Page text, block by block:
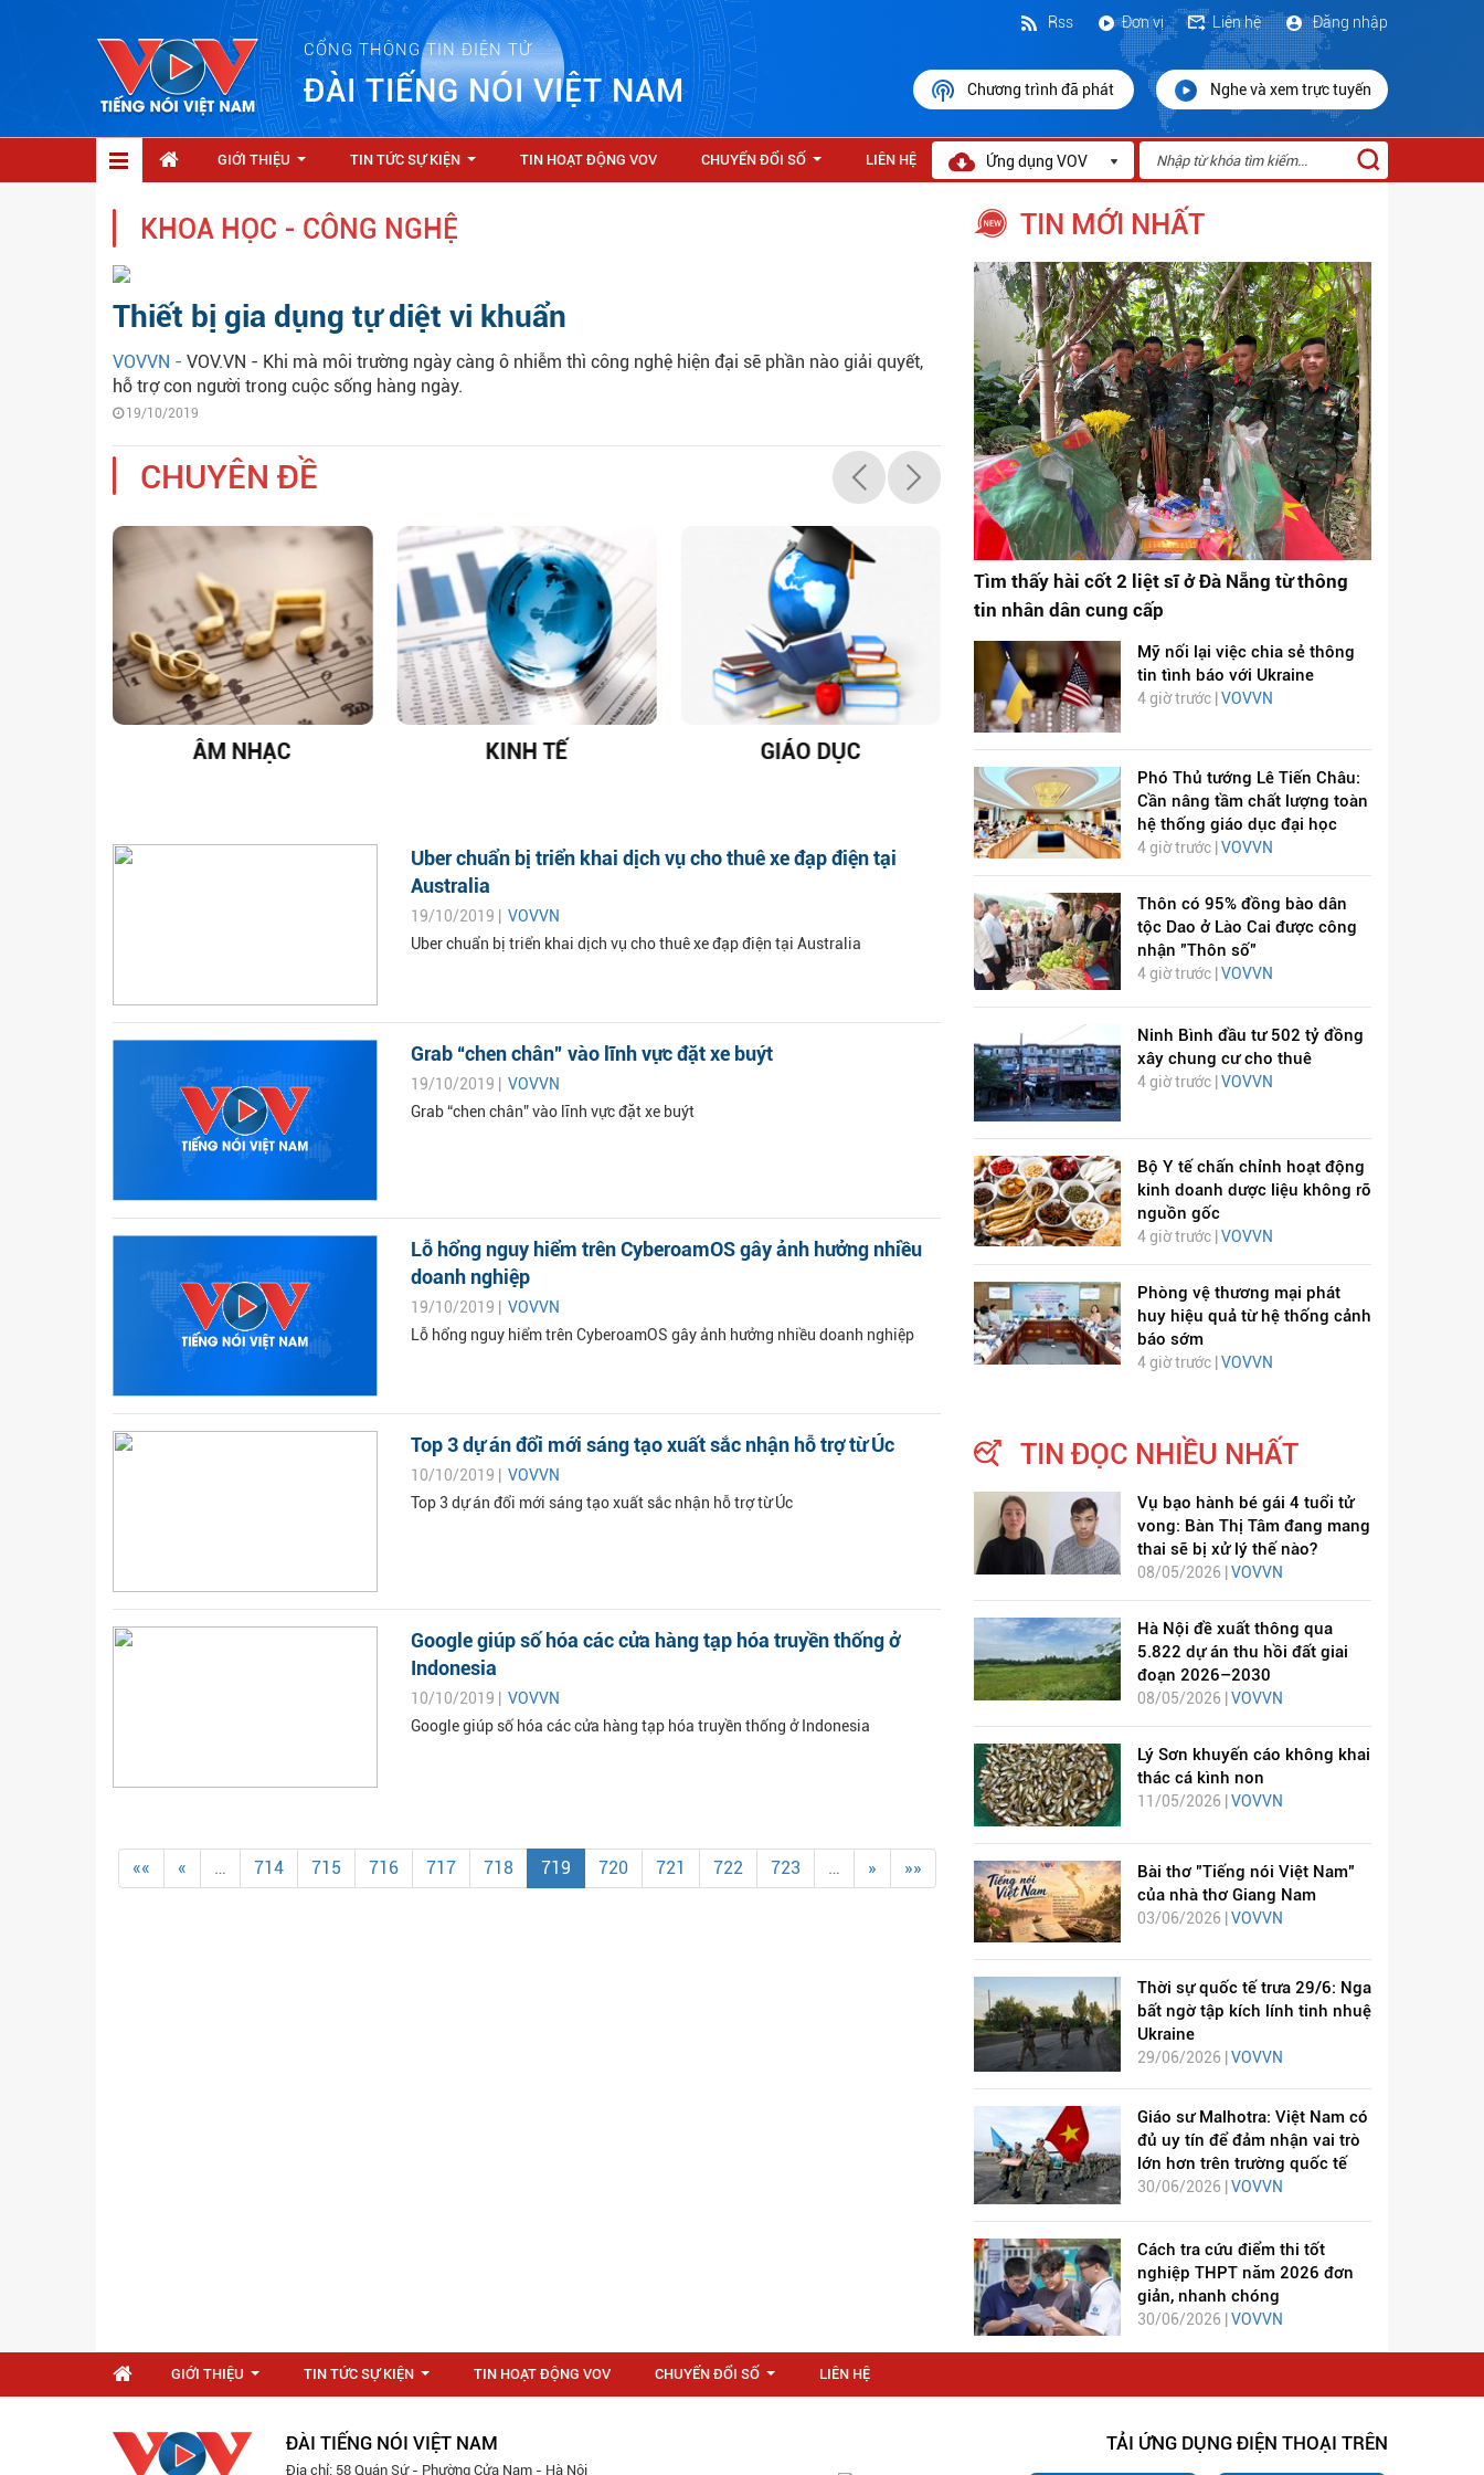
CỔNG THÔNG TIN ĐIỆN TỬ
ĐÀI TIẾNG NÓI VIỆT NAM
Đăng nhập
Liên hệ
Đơn vị
Rss
Chương trình đã phát Nghe và xem trực tuyến
GIỚI THIỆU TIN TỨC SỰ KIỆN TIN HOẠT ĐỘNG VOV CHUYỂN ĐỔI SỐ LIÊN HỆ Ứng dụng VOV
KHOA HỌC - CÔNG NGHỆ
Thiết bị gia dụng tự diệt vi khuẩn
VOVVN - VOV.VN - Khi mà môi trường ngày càng ô nhiễm thì công nghệ hiện đại sẽ phần nào giải quyết,
hỗ trợ con người trong cuộc sống hàng ngày.
19/10/2019
CHUYÊN ĐỀ
ÂM NHẠC KINH TẾ GIÁO DỤC
DỊCH VIÊM PHỔI COVID-
19
HÁT LÊN VIỆT NAM
Uber chuẩn bị triển khai dịch vụ cho thuê xe đạp điện tại
Australia
19/10/2019 | VOVVN
Uber chuẩn bị triển khai dịch vụ cho thuê xe đạp điện tại Australia
Grab “chen chân” vào lĩnh vực đặt xe buýt
19/10/2019 | VOVVN
Grab “chen chân” vào lĩnh vực đặt xe buýt
Lỗ hổng nguy hiểm trên CyberoamOS gây ảnh hưởng nhiều
doanh nghiệp
19/10/2019 | VOVVN
Lỗ hổng nguy hiểm trên CyberoamOS gây ảnh hưởng nhiều doanh nghiệp
Top 3 dự án đổi mới sáng tạo xuất sắc nhận hỗ trợ từ Úc
10/10/2019 | VOVVN
Top 3 dự án đổi mới sáng tạo xuất sắc nhận hỗ trợ từ Úc
Google giúp số hóa các cửa hàng tạp hóa truyền thống ở
Indonesia
10/10/2019 | VOVVN
Google giúp số hóa các cửa hàng tạp hóa truyền thống ở Indonesia
«« « … 714 715 716 717 718 719 720 721 722 723 … » »»
TIN MỚI NHẤT
Tìm thấy hài cốt 2 liệt sĩ ở Đà Nẵng từ thông
tin nhân dân cung cấp
Mỹ nối lại việc chia sẻ thông
tin tình báo với Ukraine
4 giờ trước | VOVVN
Phó Thủ tướng Lê Tiến Châu:
Cần nâng tầm chất lượng toàn
hệ thống giáo dục đại học
4 giờ trước | VOVVN
Thôn có 95% đồng bào dân
tộc Dao ở Lào Cai được công
nhận "Thôn số"
4 giờ trước | VOVVN
Ninh Bình đầu tư 502 tỷ đồng
xây chung cư cho thuê
4 giờ trước | VOVVN
Bộ Y tế chấn chỉnh hoạt động
kinh doanh dược liệu không rõ
nguồn gốc
4 giờ trước | VOVVN
Phòng vệ thương mại phát
huy hiệu quả từ hệ thống cảnh
báo sớm
4 giờ trước | VOVVN
TIN ĐỌC NHIỀU NHẤT
Vụ bạo hành bé gái 4 tuổi tử
vong: Bàn Thị Tâm đang mang
thai sẽ bị xử lý thế nào?
08/05/2026 | VOVVN
Hà Nội đề xuất thông qua
5.822 dự án thu hồi đất giai
đoạn 2026–2030
08/05/2026 | VOVVN
Lý Sơn khuyến cáo không khai
thác cá kình non
11/05/2026 | VOVVN
Bài thơ "Tiếng nói Việt Nam"
của nhà thơ Giang Nam
03/06/2026 | VOVVN
Thời sự quốc tế trưa 29/6: Nga
bất ngờ tập kích lính tinh nhuệ
Ukraine
29/06/2026 | VOVVN
Giáo sư Malhotra: Việt Nam có
đủ uy tín để đảm nhận vai trò
lớn hơn trên trường quốc tế
30/06/2026 | VOVVN
Cách tra cứu điểm thi tốt
nghiệp THPT năm 2026 đơn
giản, nhanh chóng
30/06/2026 | VOVVN
GIỚI THIỆU TIN TỨC SỰ KIỆN TIN HOẠT ĐỘNG VOV CHUYỂN ĐỔI SỐ LIÊN HỆ
ĐÀI TIẾNG NÓI VIỆT NAM
Địa chỉ: 58 Quán Sứ - Phường Cửa Nam - Hà Nội
TẢI ỨNG DỤNG ĐIỆN THOẠI TRÊN